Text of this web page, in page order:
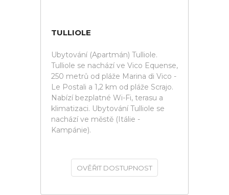
TULLIOLE
Ubytování (Apartmán) Tulliole.
Tulliole se nachází ve Vico Equense,
250 metrů od pláže Marina di Vico -
Le Postali a 1,2 km od pláže Scrajo.
Nabízí bezplatné Wi-Fi, terasu a
klimatizaci. Ubytování Tulliole se
nachází ve městě (Itálie -
Kampánie).
OVĚŘIT DOSTUPNOST